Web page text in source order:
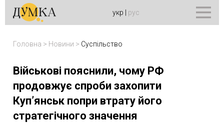
укр рус
Головна > Новини > Суспільство
Військові пояснили, чому РФ
продовжує спроби захопити
Куп’янськ попри втрату його
стратегічного значення